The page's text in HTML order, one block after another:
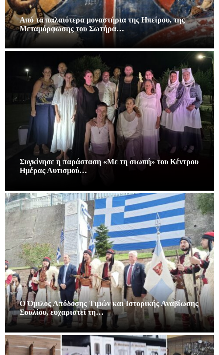
Από τα παλαιότερα μοναστήρια της Ηπείρου, της
Μεταμόρφωσης του Σωτήρα…
Συγκίνησε η παράσταση «Με τη σιωπή» του Κέντρου
Ημέρας Αυτισμού…
Ο Όμιλος Απόδοσης Τιμών και Ιστορικής Αναβίωσης
Σουλίου, ευχαριστεί τη…